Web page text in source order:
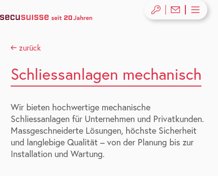
zurück
Schliessanlagen mechanisch
Wir bieten hochwertige mechanische
Schliessanlagen für Unternehmen und Privatkunden.
Massgeschneiderte Lösungen, höchste Sicherheit
und langlebige Qualität – von der Planung bis zur
Installation und Wartung.